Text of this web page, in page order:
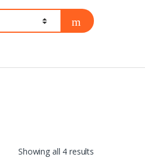
Showing all 4 results